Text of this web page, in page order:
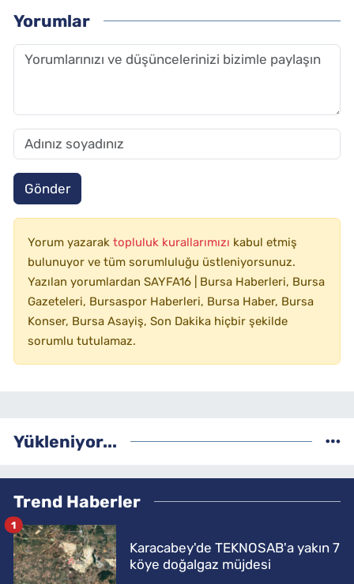
Yorumlar
Gönder
Yorum yazarak topluluk kurallarımızı kabul etmiş
bulunuyor ve tüm sorumluluğu üstleniyorsunuz.
Yazılan yorumlardan SAYFA16 | Bursa Haberleri, Bursa
Gazeteleri, Bursaspor Haberleri, Bursa Haber, Bursa
Konser, Bursa Asayiş, Son Dakika hiçbir şekilde
sorumlu tutulamaz.
Yükleniyor...
Trend Haberler
Karacabey'de TEKNOSAB'a yakın 7
köye doğalgaz müjdesi
1